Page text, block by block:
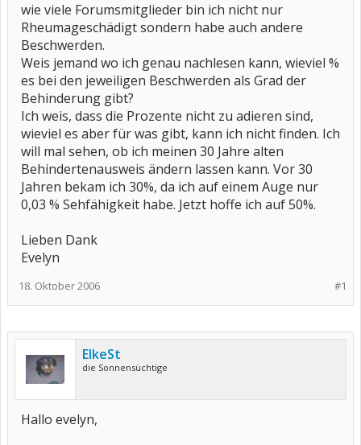
wie viele Forumsmitglieder bin ich nicht nur
Rheumageschädigt sondern habe auch andere
Beschwerden.
Weis jemand wo ich genau nachlesen kann, wieviel %
es bei den jeweiligen Beschwerden als Grad der
Behinderung gibt?
Ich weis, dass die Prozente nicht zu adieren sind,
wieviel es aber für was gibt, kann ich nicht finden. Ich
will mal sehen, ob ich meinen 30 Jahre alten
Behindertenausweis ändern lassen kann. Vor 30
Jahren bekam ich 30%, da ich auf einem Auge nur
0,03 % Sehfähigkeit habe. Jetzt hoffe ich auf 50%.
Lieben Dank
Evelyn
#1
18. Oktober 2006
ElkeSt
die Sonnensüchtige
Hallo evelyn,